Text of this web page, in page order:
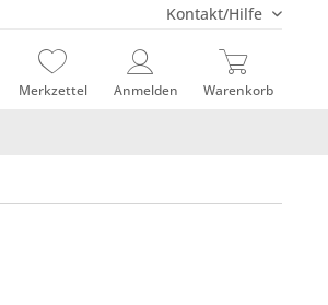
Kontakt/Hilfe
Merkzettel Anmelden Warenkorb